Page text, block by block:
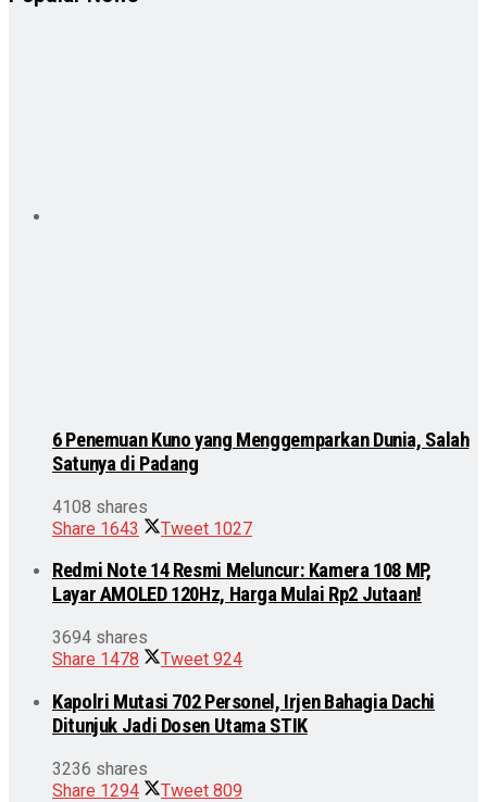
6 Penemuan Kuno yang Menggemparkan Dunia, Salah
Satunya di Padang
4108 shares
Share 1643 Tweet 1027
Redmi Note 14 Resmi Meluncur: Kamera 108 MP,
Layar AMOLED 120Hz, Harga Mulai Rp2 Jutaan!
3694 shares
Share 1478 Tweet 924
Kapolri Mutasi 702 Personel, Irjen Bahagia Dachi
Ditunjuk Jadi Dosen Utama STIK
3236 shares
Share 1294 Tweet 809